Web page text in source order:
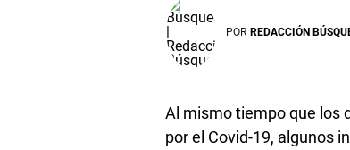
POR REDACCIÓN
Al mismo tiempo que los
por el Covid-19, algunos